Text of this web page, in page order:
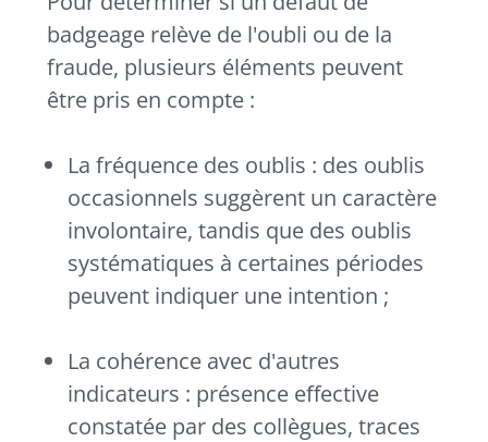
badgeage relève de l'oubli ou de la
fraude, plusieurs éléments peuvent
être pris en compte :
La fréquence des oublis : des oublis
occasionnels suggèrent un caractère
involontaire, tandis que des oublis
systématiques à certaines périodes
peuvent indiquer une intention ;
La cohérence avec d'autres
indicateurs : présence effective
constatée par des collègues, traces